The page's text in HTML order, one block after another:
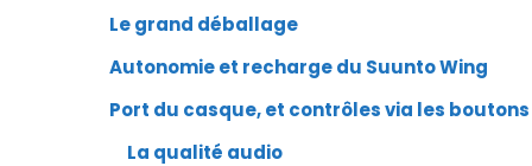
Le grand déballage
Autonomie et recharge du Suunto Wing
Port du casque, et contrôles via les boutons
La qualité audio